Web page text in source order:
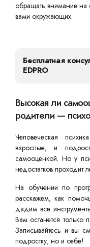
обращать внимание на
вами окружающих.
Бесплатная
EDPRO
Высокая ли
родители —
Человеческая
взрослые, и
самооценкой. Но у
недостатков проходит
На обучении по
расскажем, как
дадим все
Вам останется только
Записывайтесь и вы
подростку, но и себе!